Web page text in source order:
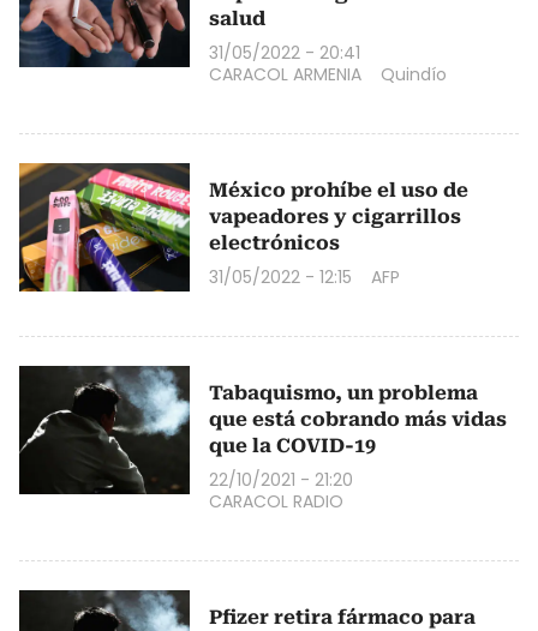
salud
31/05/2022 - 20:41
CARACOL ARMENIA
Quindío
México prohíbe el uso de
vapeadores y cigarrillos
electrónicos
31/05/2022 - 12:15 AFP
Tabaquismo, un problema
que está cobrando más vidas
que la COVID-19
22/10/2021 - 21:20
CARACOL RADIO
Pfizer retira fármaco para